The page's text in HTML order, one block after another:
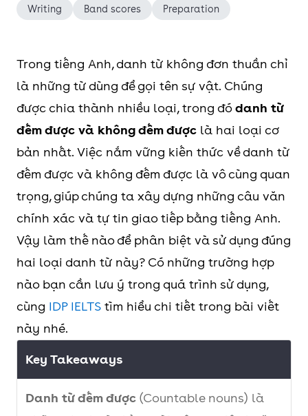
Writing Band scores Preparation
Trong tiếng Anh, danh từ không đơn thuần chỉ
là những từ dùng để gọi tên sự vật. Chúng
được chia thành nhiều loại, trong đódanh từ
đếm được và không đếm được là hai loại cơ
bản nhất. Việc nắm vững kiến thức về danh từ
đếm được và không đếm được là vô cùng quan
trọng, giúp chúng ta xây dựng những câu văn
chính xác và tự tin giao tiếp bằng tiếng Anh.
Vậy làm thế nào để phân biệt và sử dụng đúng
hai loại danh từ này? Có những trường hợp
nào bạn cần lưu ý trong quá trình sử dụng,
cùng IDP IELTS tìm hiểu chi tiết trong bài viết
này nhé.
Key Takeaways
Danh từ đếm được (Countable nouns) là